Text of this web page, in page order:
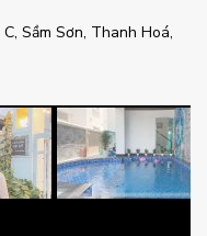
Sầm Sơn, Thanh Hoá,